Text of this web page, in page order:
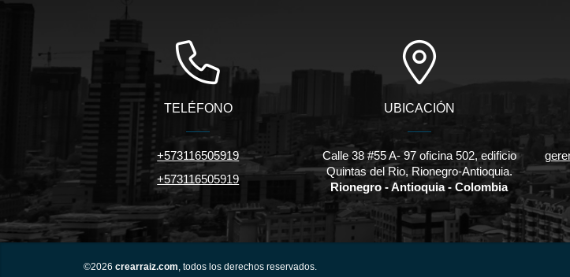
TELÉFONO
+573116505919
+573116505919
UBICACIÓN
Calle 38 #55 A- 97 oficina 502, edificio
Quintas del Rio, Rionegro-Antioquia.
Rionegro - Antioquia - Colombia
©2026 crearraiz.com , todos los derechos reservados.